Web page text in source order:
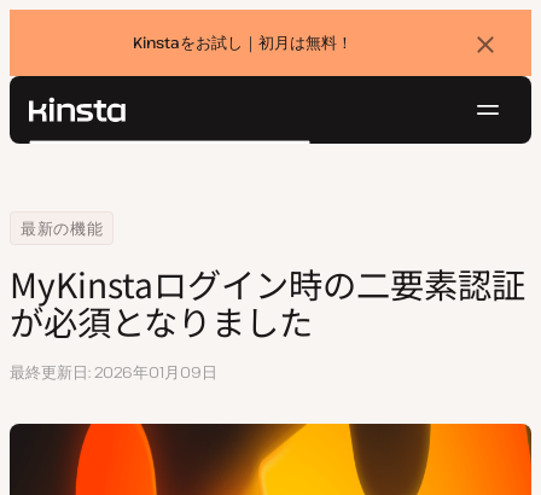
Kinstaをお試し｜初月は無料！
バ
ナ
を
Kinsta®
ョ
価格設定
お問い合わせ
検
Home
最新の機能
MyKinstaログイン時の二要素認証が必須となりました
MyKinstaログイン時の二要素認証
が必須となりました
最終更新日 2026年01月09日